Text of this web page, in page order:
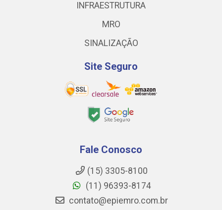
INFRAESTRUTURA
MRO
SINALIZAÇÃO
Site Seguro
Fale Conosco
(15) 3305-8100
(11) 96393-8174
contato@epiemro.com.br